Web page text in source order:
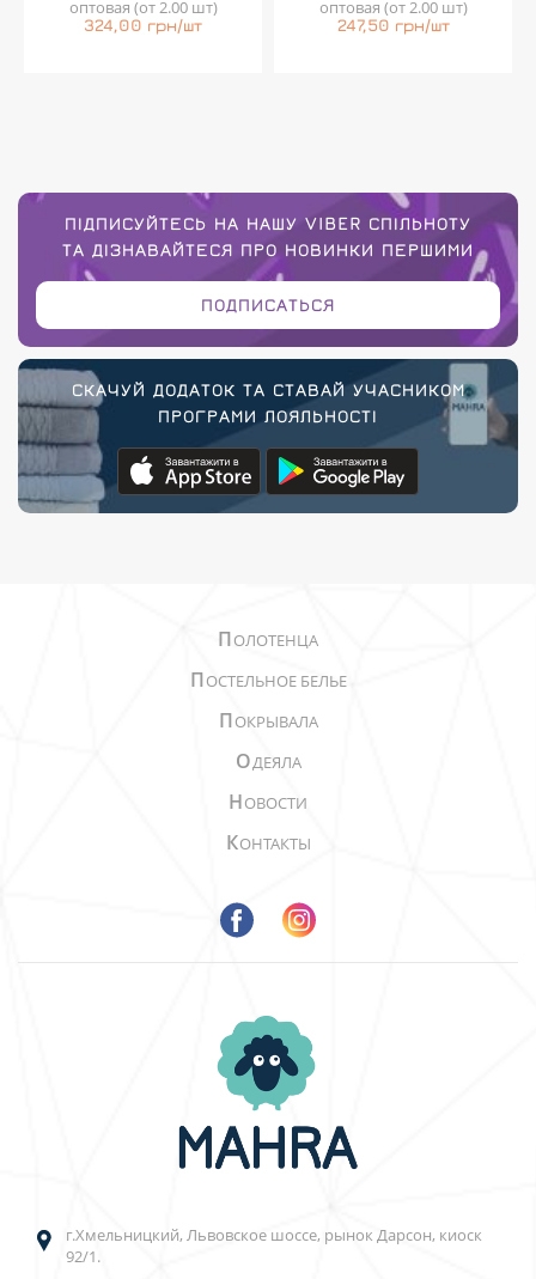
оптовая (от 2.00 шт)
324,00 грн/шт
оптовая (от 2.00 шт)
247,50 грн/шт
ПІДПИСУЙТЕСЬ НА НАШУ VIBER СПІЛЬНОТУ
ТА ДІЗНАВАЙТЕСЯ ПРО НОВИНКИ ПЕРШИМИ
ПОДПИСАТЬСЯ
СКАЧУЙ ДОДАТОК ТА СТАВАЙ УЧАСНИКОМ
ПРОГРАМИ ЛОЯЛЬНОСТІ
ПОЛОТЕНЦА
ПОСТЕЛЬНОЕ БЕЛЬЕ
ПОКРЫВАЛА
ОДЕЯЛА
НОВОСТИ
КОНТАКТЫ
г.Хмельницкий, Львовское шоссе, рынок Дарсон, киоск
92/1.